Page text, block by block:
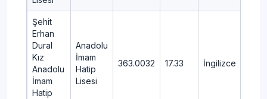
Şehit
Erhan
Dural
Kız
Anadolu
İmam
Hatip
Anadolu
İmam
Hatip
Lisesi
363.0032 17.33 İngilizce